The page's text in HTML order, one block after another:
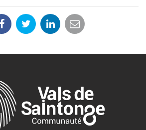
Partager
Facebook
Partager
Twitter
Partager
LinkedIn
Partager
email